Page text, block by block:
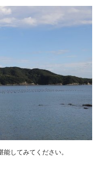
してみてください。